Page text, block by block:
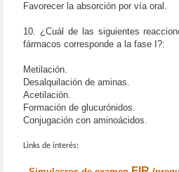
Favorecer la absorción por vía oral.
10. ¿Cuál de las siguientes
fármacos corresponde a la fase I?:
Metilación.
Desalquilación de aminas.
Acetilación.
Formación de glucurónidos.
Conjugación con aminoácidos.
Links de interés: